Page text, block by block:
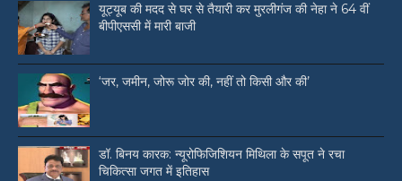
यूट्यूब की मदद से घर से तैयारी कर मुरलीगंज की नेहा ने 64 वीं
बीपीएससी में मारी बाजी
‘जर, जमीन, जोरू जोर की, नहीं तो किसी और की’
डॉ. बिनय कारक: न्यूरोफिजिशियन मिथिला के सपूत ने रचा
चिकित्सा जगत में इतिहास